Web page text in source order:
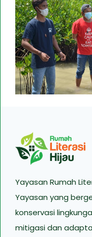
Yayasan Rumah
Yayasan yang
konservasi
mitigasi dan